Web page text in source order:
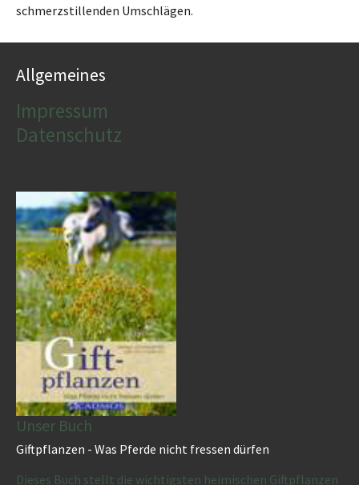
schmerzstillenden Umschlägen.
Allgemeines
Impressum
Datenschutz
Unser Buch
Giftpflanzen - Was Pferde nicht fressen dürfen
Dieses Buch stellt die wichtigsten heimischen Giftpflanzen